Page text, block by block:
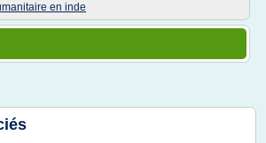
en inde